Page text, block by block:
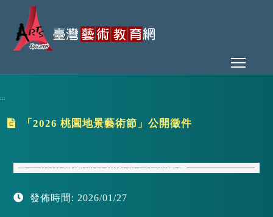
:::
「2026 桃園地景藝術節」公開徵件
發佈時間: 2026/01/27